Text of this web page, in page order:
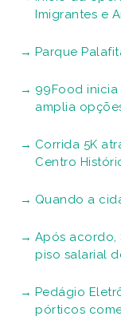
Imigrantes e
Parque
99Food inicia
amplia
Corrida 5K
Centro
Quando a
Após acordo,
piso salarial
Pedágio
pórticos